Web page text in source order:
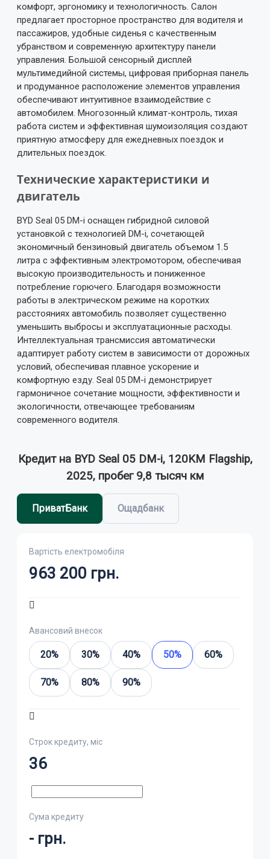
комфорт, эргономику и технологичность. Салон
предлагает просторное пространство для водителя и
пассажиров, удобные сиденья с качественным
убранством и современную архитектуру панели
управления. Большой сенсорный дисплей
мультимедийной системы, цифровая приборная панель
и продуманное расположение элементов управления
обеспечивают интуитивное взаимодействие с
автомобилем. Многозонный климат-контроль, тихая
работа систем и эффективная шумоизоляция создают
приятную атмосферу для ежедневных поездок и
длительных поездок.
Технические характеристики и
двигатель
BYD Seal 05 DM-i оснащен гибридной силовой
установкой с технологией DM-i, сочетающей
экономичный бензиновый двигатель объемом 1.5
литра с эффективным электромотором, обеспечивая
высокую производительность и пониженное
потребление горючего. Благодаря возможности
работы в электрическом режиме на коротких
расстояниях автомобиль позволяет существенно
уменьшить выбросы и эксплуатационные расходы.
Интеллектуальная трансмиссия автоматически
адаптирует работу систем в зависимости от дорожных
условий, обеспечивая плавное ускорение и
комфортную езду. Seal 05 DM-i демонстрирует
гармоничное сочетание мощности, эффективности и
экологичности, отвечающее требованиям
современного водителя.
Кредит на BYD Seal 05 DM-i, 120KM Flagship,
2025, пробег 9,8 тысяч км
ПриватБанк Ощадбанк
Вартість електромобіля
963 200 грн.
Авансовий внесок
20% 30% 40% 50% 60%
70% 80% 90%
Строк кредиту, міс
36
Сума кредиту
- грн.